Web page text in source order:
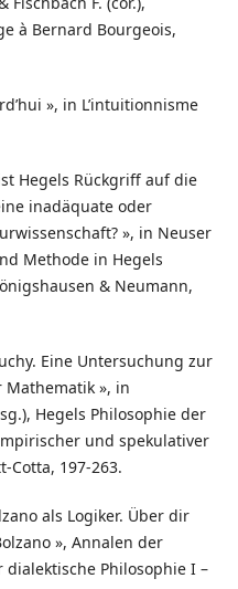
à Bernard Bourgeois,
», in L’intuitionnisme
Hegels Rückgriff auf die
inadäquate oder
», in Neuser
Methode in Hegels
& Neumann,
Eine Untersuchung zur
Mathematik », in
Hegels Philosophie der
und spekulativer
Cotta, 197-263.
als Logiker. Über dir
», Annalen der
Philosophie I –